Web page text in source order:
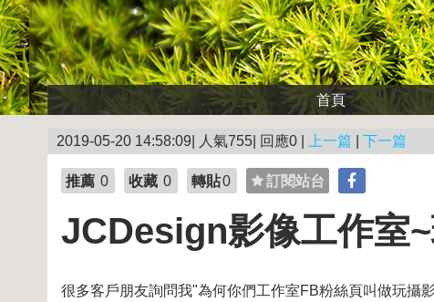
首頁
2019-05-20 14:58:09| 人氣755| 回應0 | 上一篇 下一篇
推薦 0 收藏 0 轉貼0 訂閱站台
JCDesign影像工作室
很多客戶朋友詢問我"為何你們工作室FB粉絲頁叫做玩攝